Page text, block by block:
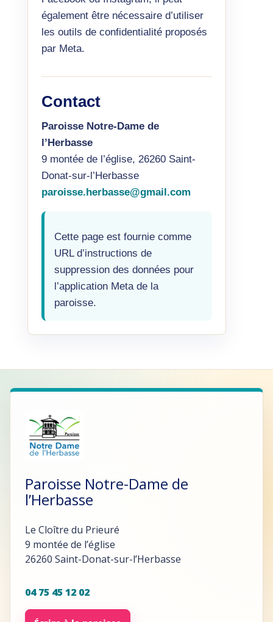
également être nécessaire d’utiliser
les outils de confidentialité proposés
par Meta.
Contact
Paroisse Notre-Dame de
l’Herbasse
9 montée de l’église, 26260 Saint-
Donat-sur-l’Herbasse
paroisse.herbasse@gmail.com
Cette page est fournie comme
URL d’instructions de
suppression des données pour
l’application Meta de la
paroisse.
Paroisse Notre-Dame de
l’Herbasse
Le Cloître du Prieuré
9 montée de l’église
26260 Saint-Donat-sur-l’Herbasse
04 75 45 12 02